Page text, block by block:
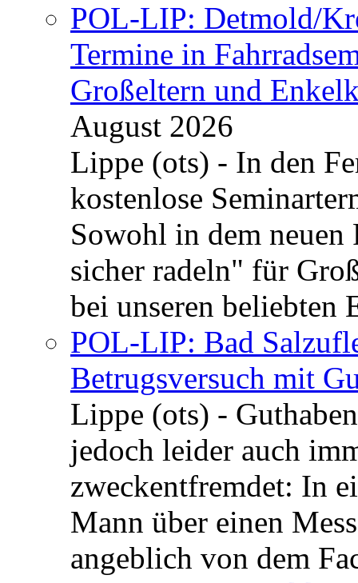
POL-LIP: Detmold/
Termine in
Großeltern und
August 2026
Lippe (ots) - In den
kostenlose
Sowohl in dem neuen
sicher radeln" für
bei unseren beliebten
POL-LIP: Bad
Betrugsversuch mit
Lippe (ots) -
jedoch leider auch
zweckentfremdet: In
Mann über einen
angeblich von dem